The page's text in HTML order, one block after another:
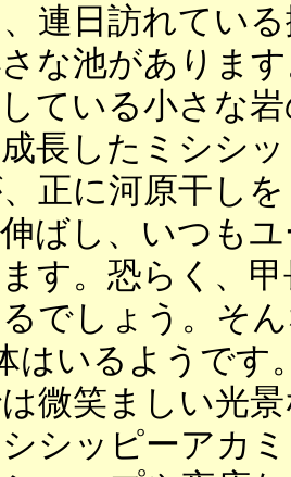
連日訪れてい
な池がありま
ている小さな
長したミシシ
正に河原干し
ばし、いつも
す。恐らく、
でしょう。そ
はいるようです
微笑ましい光
シッピーアカ